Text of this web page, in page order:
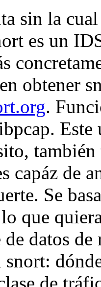
sin la
es un
obtener
.
capáz de
Se
que
de datos